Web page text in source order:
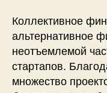
Коллективное
альтернативное
неотъемлемой
стартапов.
множество